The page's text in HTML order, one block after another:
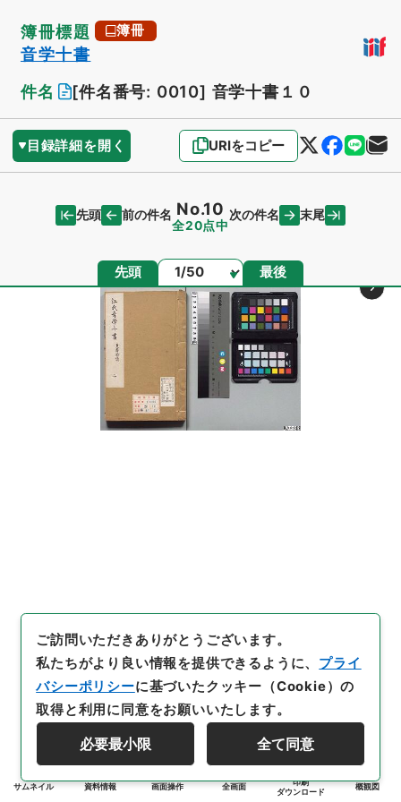
簿冊標題 簿冊
音学十書
件名
[件名番号: 0010] 音学十書１０
目録詳細を開く URIをコピー
先頭 前の件名 No.10
全20点中
次の件名 末尾
先頭 ページ 最後
サムネイル 資料情報 画面操作 全画面
印刷
ダウンロード
概観図
ご訪問いただきありがとうございます。
私たちがより良い情報を提供できるように、 プライ
バシーポリシーに基づいたクッキー（Cookie）の
取得と利用に同意をお願いいたします。
必要最小限 全て同意